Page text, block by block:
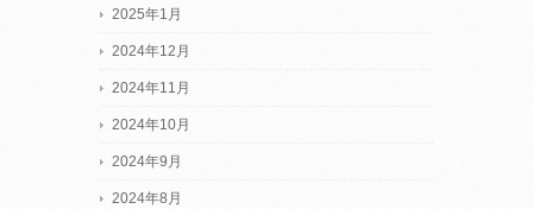
2025年1月
2024年12月
2024年11月
2024年10月
2024年9月
2024年8月